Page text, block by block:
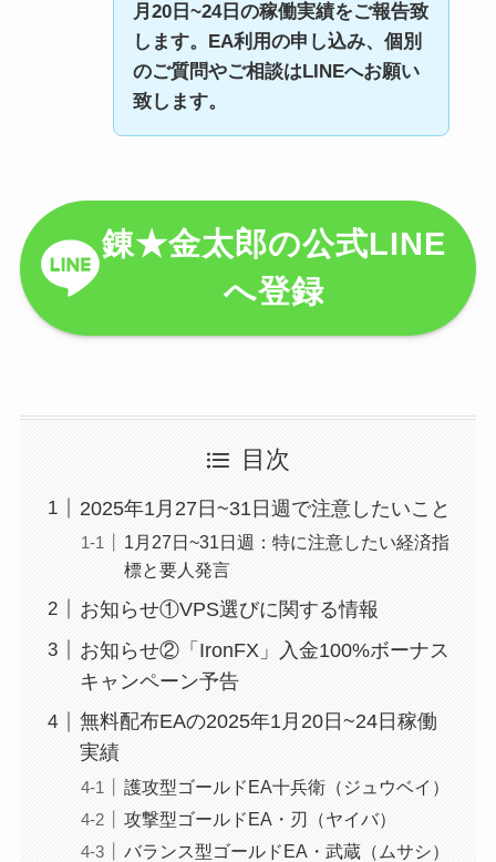
月20日~24日の稼働実績をご報告致
します。EA利用の申し込み、個別
のご質問やご相談はLINEへお願い
致します。
錬★金太郎の公式LINE
へ登録
目次
2025年1月27日~31日週で注意したいこと
1月27日~31日週：特に注意したい経済指
標と要人発言
お知らせ①VPS選びに関する情報
お知らせ②「IronFX」入金100%ボーナス
キャンペーン予告
無料配布EAの2025年1月20日~24日稼働
実績
護攻型ゴールドEA十兵衛（ジュウベイ）
攻撃型ゴールドEA・刃（ヤイバ）
バランス型ゴールドEA・武蔵（ムサシ）